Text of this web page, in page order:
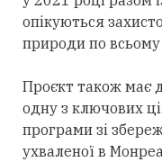
опікуються
природи по всьому
Проєкт також має
одну з ключових
програми зі
ухваленої в